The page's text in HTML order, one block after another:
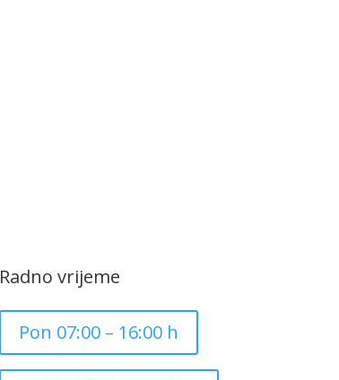
Radno vrijeme
Pon 07:00 – 16:00 h